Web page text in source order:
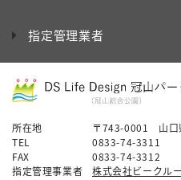
指定管理業者
所在地
〒743-0001 山口
TEL
0833-74-3311
FAX
0833-74-3312
指定管理事業者
株式会社ビークル